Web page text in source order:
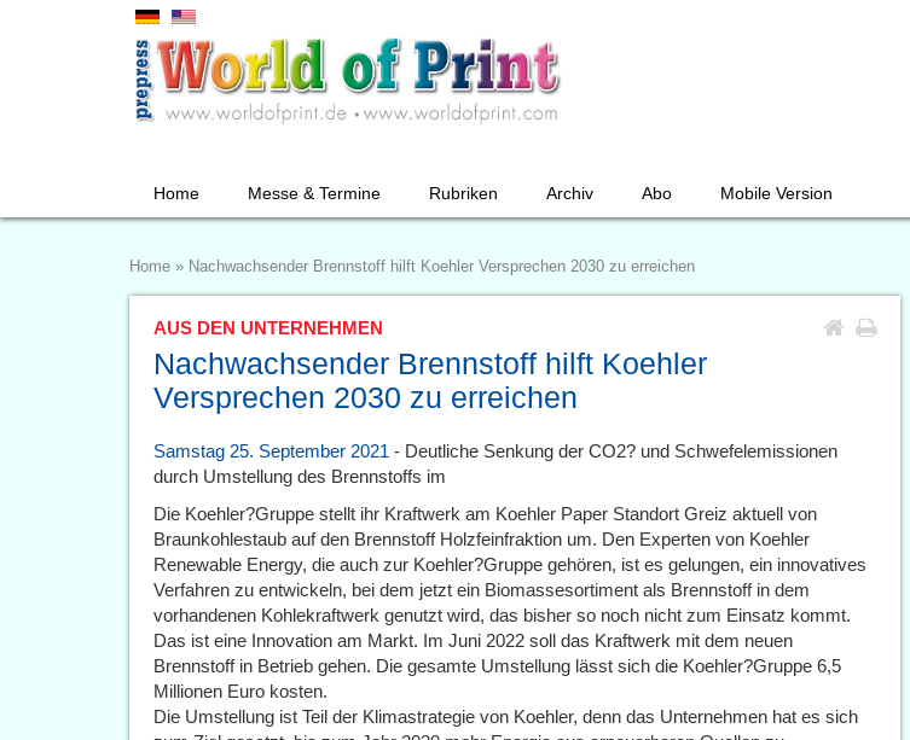
Home Messe & Termine Rubriken Archiv Abo Mobile Version
Home » Nachwachsender Brennstoff hilft Koehler Versprechen 2030 zu erreichen
AUS DEN UNTERNEHMEN
Nachwachsender Brennstoff hilft Koehler
Versprechen 2030 zu erreichen
Samstag 25. September 2021 - Deutliche Senkung der CO2? und Schwefelemissionen
durch Umstellung des Brennstoffs im
Die Koehler?Gruppe stellt ihr Kraftwerk am Koehler Paper Standort Greiz aktuell von
Braunkohlestaub auf den Brennstoff Holzfeinfraktion um. Den Experten von Koehler
Renewable Energy, die auch zur Koehler?Gruppe gehören, ist es gelungen, ein innovatives
Verfahren zu entwickeln, bei dem jetzt ein Biomassesortiment als Brennstoff in dem
vorhandenen Kohlekraftwerk genutzt wird, das bisher so noch nicht zum Einsatz kommt.
Das ist eine Innovation am Markt. Im Juni 2022 soll das Kraftwerk mit dem neuen
Brennstoff in Betrieb gehen. Die gesamte Umstellung lässt sich die Koehler?Gruppe 6,5
Millionen Euro kosten.
Die Umstellung ist Teil der Klimastrategie von Koehler, denn das Unternehmen hat es sich